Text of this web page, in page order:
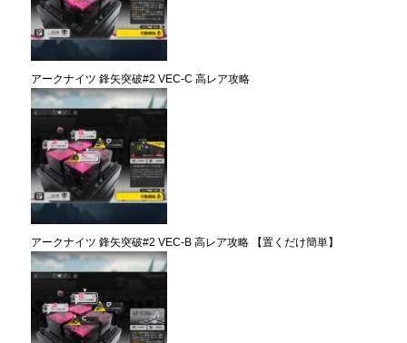
アークナイツ 鋒矢突破#2 VEC-C 高レア攻略
アークナイツ 鋒矢突破#2 VEC-B 高レア攻略 【置くだけ簡単】